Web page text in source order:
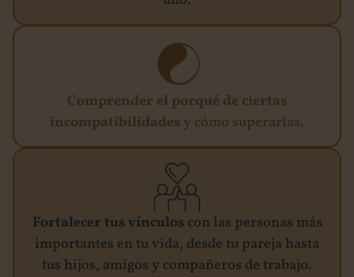
Comprender el porqué de ciertas
incompatibilidades y cómo superarlas.
Fortalecer tus vínculoscon las personas más
importantes en tu vida, desde tu pareja hasta
tus hijos, amigos y compañeros de trabajo.